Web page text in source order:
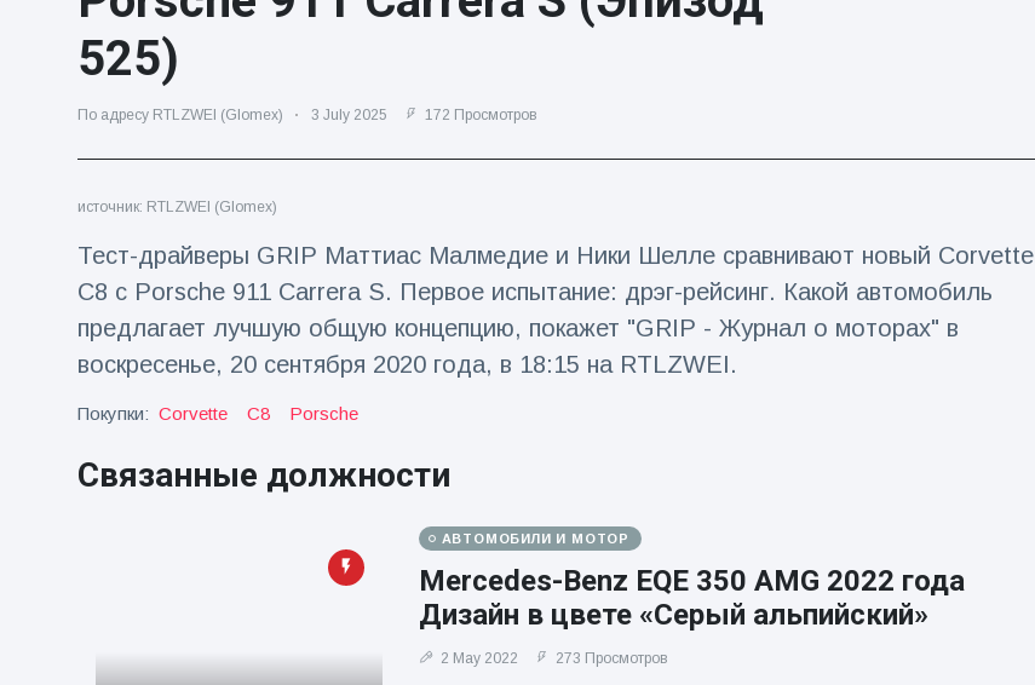
Путешествия и приключения
Последние новости
'Побег'
фокусника из
наручников
вызвал смех у
аудитории
16 July
190
Просмотров
Консерваторы
отмечают
рождение
низкогорного
зоопарке
Великобритании
Флориды
525)
По адресу RTLZWEI (Glomex) 3 July 2025 172 Просмотров
источник: RTLZWEI (Glomex)
Тест-драйверы GRIP Маттиас Малмедие и Ники Шелле сравнивают новый Corvette
C8 с Porsche 911 Carrera S. Первое испытание: дрэг-рейсинг. Какой автомобиль
предлагает лучшую общую концепцию, покажет "GRIP - Журнал о моторах" в
воскресенье, 20 сентября 2020 года, в 18:15 на RTLZWEI.
Покупки: Corvette C8 Porsche
Связанные должности
АВТОМОБИЛИ И МОТОР
Mercedes-Benz EQE 350 AMG 2022 года
Дизайн в цвете «Серый альпийский»
2 May 2022 273 Просмотров